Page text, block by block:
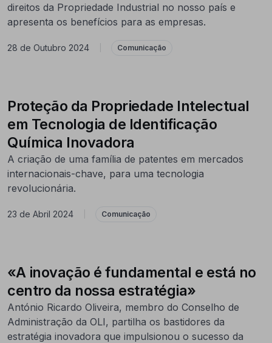
direitos da Propriedade Industrial no nosso país e
apresenta os benefícios para as empresas.
28 de Outubro 2024 Comunicação
Proteção da Propriedade Intelectual
em Tecnologia de Identificação
Química Inovadora
A criação de uma família de patentes em mercados
internacionais-chave, para uma tecnologia
revolucionária.
23 de Abril 2024 Comunicação
«A inovação é fundamental e está no
centro da nossa estratégia»
António Ricardo Oliveira, membro do Conselho de
Administração da OLI, partilha os bastidores da
estratégia inovadora que impulsionou o sucesso da